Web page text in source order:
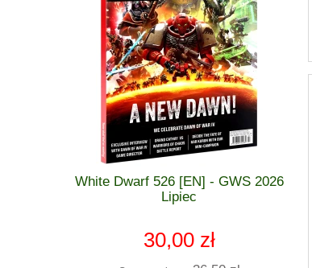
White Dwarf 526 [EN] - GWS 2026
Lipiec
30,00 zł